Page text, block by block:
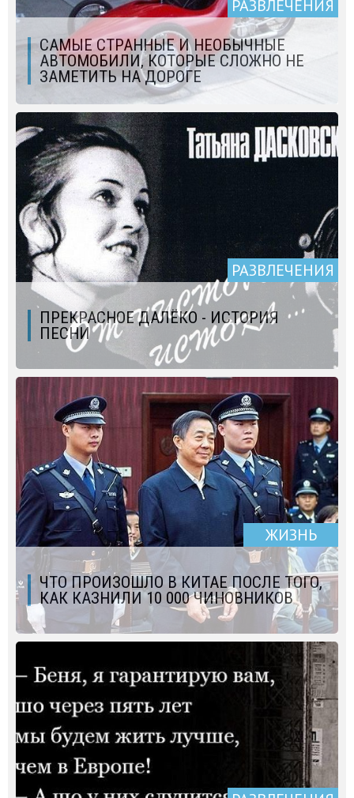
РАЗВЛЕЧЕНИЯ
CАМЫЕ СТРАННЫЕ И НЕОБЫЧНЫЕ
АВТОМОБИЛИ, КОТОРЫЕ СЛОЖНО НЕ
ЗАМЕТИТЬ НА ДОРОГЕ
РАЗВЛЕЧЕНИЯ
ПРЕКРАСНОЕ ДАЛЁКО - ИСТОРИЯ
ПЕСНИ
ЖИЗНЬ
ЧТО ПРОИЗОШЛО В КИТАЕ ПОСЛЕ ТОГО,
КАК КАЗНИЛИ 10 000 ЧИНОВНИКОВ